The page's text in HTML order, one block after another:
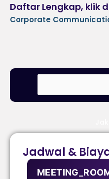
Daftar Lengkap, klik
Corporate
Jadwal &